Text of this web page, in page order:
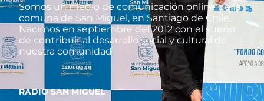
Somos un medio de comunicación online de la
comuna de San Miguel, en Santiago de Chile.
Nacimos en septiembre del 2012 con el sueño
de contribuir al desarrollo social y cultural de
nuestra comunidad.
RADIO SAN MIGUEL